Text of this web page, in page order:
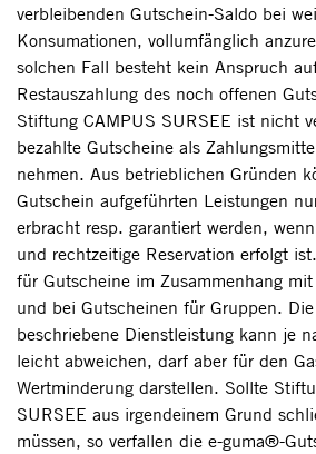
verbleibenden Gutschein-Saldo bei
Konsumationen, vollumfänglich
solchen Fall besteht kein Anspruch
Restauszahlung des noch offenen
Stiftung CAMPUS SURSEE ist nicht
bezahlte Gutscheine als
nehmen. Aus betrieblichen Gründen
Gutschein aufgeführten Leistungen
erbracht resp. garantiert werden,
und rechtzeitige Reservation erfolgt
für Gutscheine im Zusammenhang
und bei Gutscheinen für Gruppen.
beschriebene Dienstleistung kann je
leicht abweichen, darf aber für den
Wertminderung darstellen. Sollte
SURSEE aus irgendeinem Grund
müssen, so verfallen die e-guma®-